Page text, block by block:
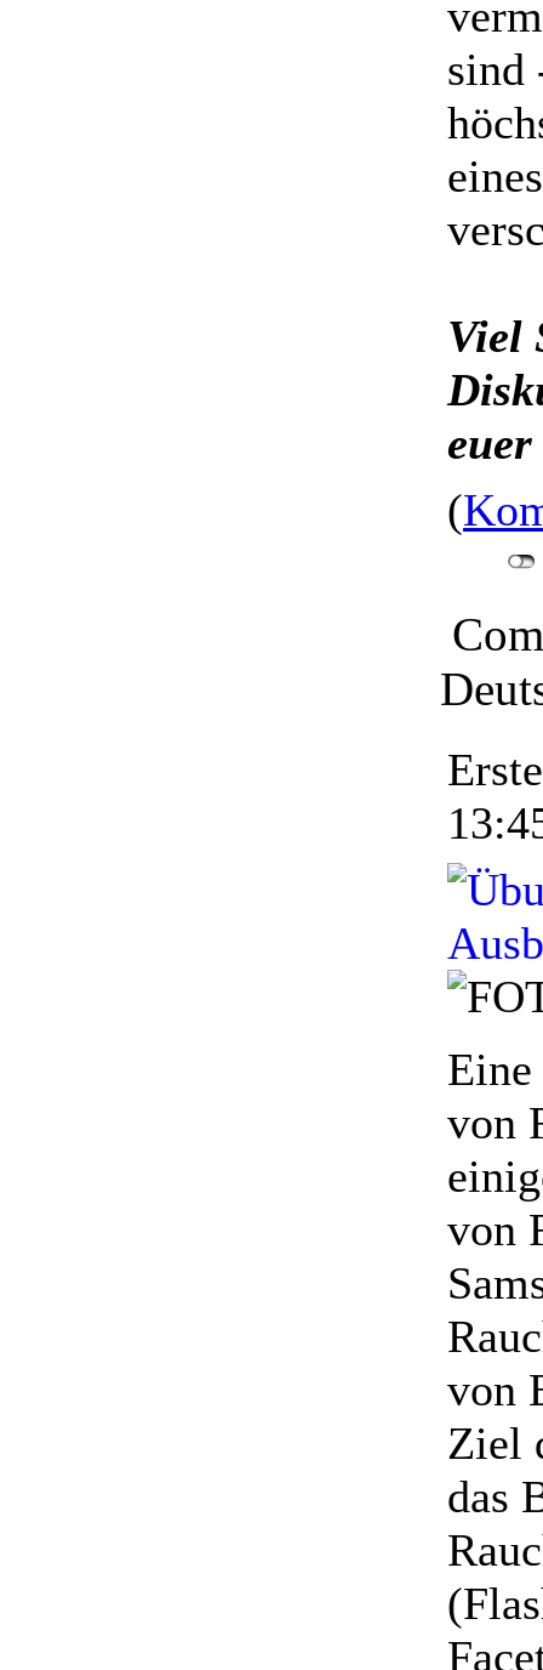
sind
Viel
(
von
von
von
Ziel
das